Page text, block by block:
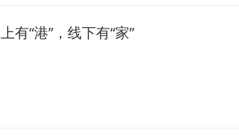
有“港”，线下有“家”